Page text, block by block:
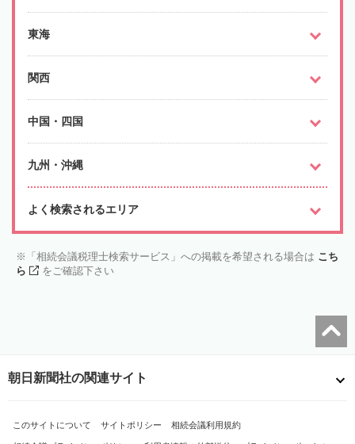
東海
関西
中国・四国
九州・沖縄
よく検索されるエリア
「相続会議税理士検索サービス」への掲載を希望される場合は こち
ら
をご確認下さい
朝日新聞社の関連サイト
このサイトについて サイトポリシー 相続会議利用規約